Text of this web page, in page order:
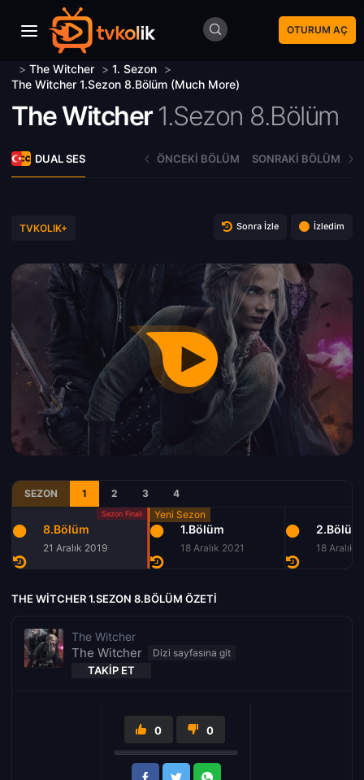
OTURUM AÇ
> The Witcher > 1. Sezon >
The Witcher 1.Sezon 8.Bölüm (Much More)
The Witcher 1.Sezon 8.Bölüm
DUAL SES ÖNCEKI BÖLÜM SONRAKI BÖLÜM
TVKOLIK+ Sonra İzle İzledim
SEZON 1 2 3 4
8.Bölüm
21 Aralık 2019
1.Bölüm
18 Aralık 2021
2.Bölüm
18 Aralık
THE WITCHER 1.SEZON 8.BÖLÜM ÖZETI
The Witcher
The Witcher
TAKIP ET
0 0